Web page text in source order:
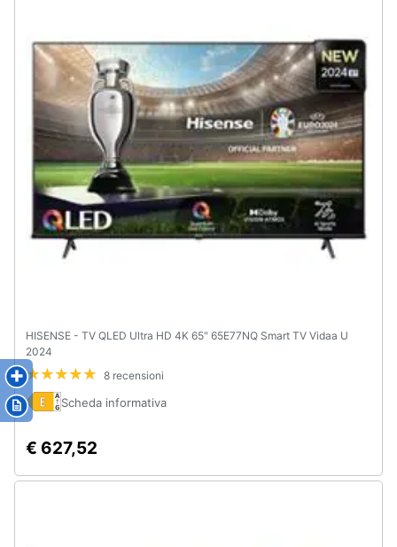
HISENSE - TV QLED Ultra HD 4K 65" 65E77NQ Smart TV Vidaa U
2024
8 recensioni
Scheda informativa
€ 627,52